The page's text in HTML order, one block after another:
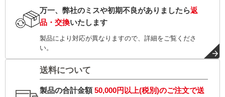
万一、弊社のミスや初期不良がありましたら返
品・交換いたします
製品により対応が異なりますので、詳細をご覧くださ
い。
送料について
製品の合計金額50,000円以上(税別)のご注文で送